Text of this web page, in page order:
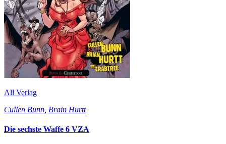
All Verlag
Cullen Bunn Brain Hurtt
Die sechste Waffe 6 VZA